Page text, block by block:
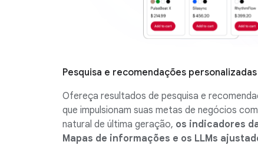
Pesquisa e recomendações personalizadas
Ofereça resultados de pesquisa e
que impulsionam suas metas de negócios
natural de última geração, os indicadores
Mapas de informações e os LLMs